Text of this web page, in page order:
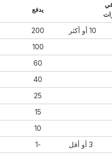
يدفع
10 أو أكثر 200
100
60
40
25
15
10
3 أو أقل
-1